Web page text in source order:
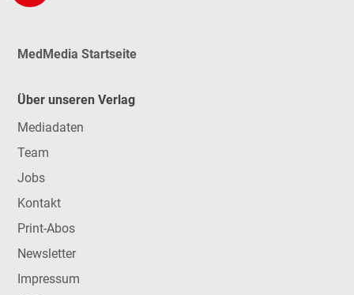
MedMedia Startseite
Über unseren Verlag
Mediadaten
Team
Jobs
Kontakt
Print-Abos
Newsletter
Impressum